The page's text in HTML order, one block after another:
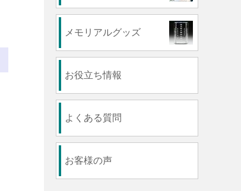
メモリアルグッズ
お役立ち情報
よくある質問
お客様の声